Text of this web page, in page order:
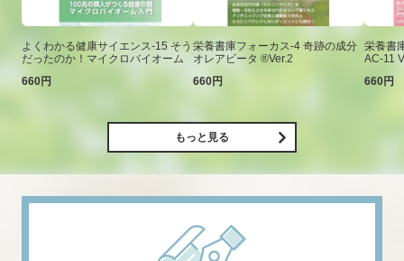
よくわかる健康サイエンス-15 そう
だったのか！マイクロバイオーム
660円
栄養書庫フォーカス-4 奇跡の成分
オレアビータ ®Ver.2
660円
栄養書
AC-11
660円
もっと見る